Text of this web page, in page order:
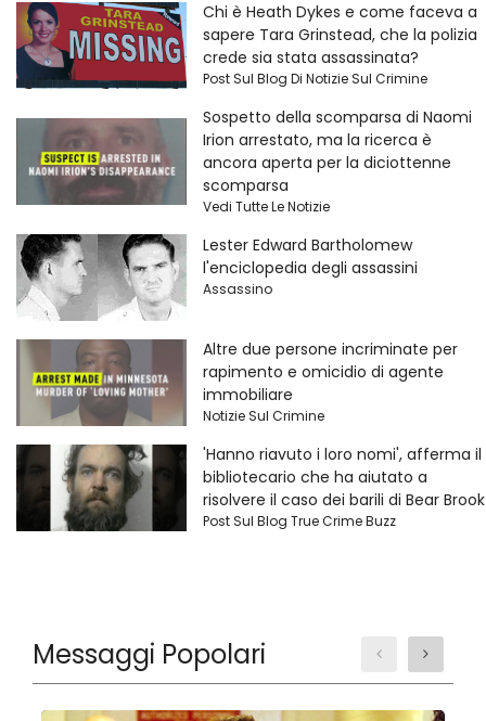
Chi è Heath Dykes e come faceva a
sapere Tara Grinstead, che la polizia
crede sia stata assassinata?
Post Sul Blog Di Notizie Sul Crimine
Sospetto della scomparsa di Naomi
Irion arrestato, ma la ricerca è
ancora aperta per la diciottenne
scomparsa
Vedi Tutte Le Notizie
Lester Edward Bartholomew
l'enciclopedia degli assassini
Assassino
Altre due persone incriminate per
rapimento e omicidio di agente
immobiliare
Notizie Sul Crimine
'Hanno riavuto i loro nomi', afferma il
bibliotecario che ha aiutato a
risolvere il caso dei barili di Bear Brook
Post Sul Blog True Crime Buzz
Messaggi Popolari